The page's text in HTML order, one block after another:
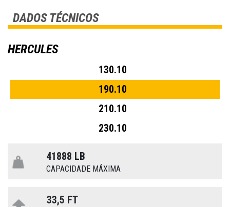
DADOS TÉCNICOS
HERCULES
130.10
190.10
210.10
230.10
41888 LB
CAPACIDADE MÁXIMA
33,5 FT